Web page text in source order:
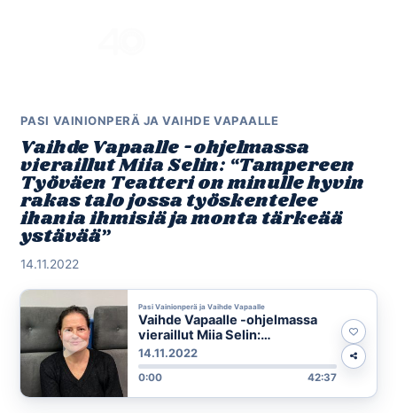
PASI VAINIONPERÄ JA VAIHDE VAPAALLE
Vaihde Vapaalle -ohjelmassa
vieraillut Miia Selin: “Tampereen
Työväen Teatteri on minulle hyvin
rakas talo jossa työskentelee
ihania ihmisiä ja monta tärkeää
ystävää”
14.11.2022
Pasi Vainionperä ja Vaihde Vapaalle
Vaihde Vapaalle -ohjelmassa
vieraillut Miia Selin:
“Tampereen Työväen Teatteri
on minulle hyvin rakas talo
jossa työskentelee ihania
ihmisiä ja monta tärkeää
14.11.2022
0:00 42:37